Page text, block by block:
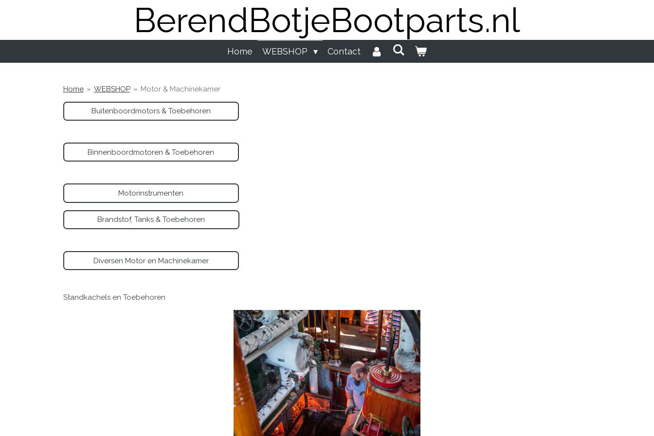
de
BerendBotjeBootparts.nl
Home WEBSHOP Contact
Home » WEBSHOP » Motor & Machinekamer
Buitenboordmotors & Toebehoren
Binnenboordmotoren & Toebehoren
Motorinstrumenten
Brandstof, Tanks & Toebehoren
Diversen Motor en Machinekamer
Standkachels en Toebehoren